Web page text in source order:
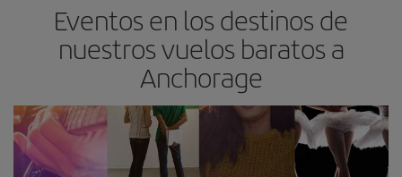
Eventos en los destinos de
nuestros vuelos baratos a
Anchorage